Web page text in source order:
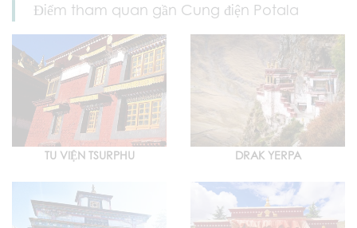
Điểm tham quan gần Cung điện Potala
TU VIỆN TSURPHU DRAK YERPA